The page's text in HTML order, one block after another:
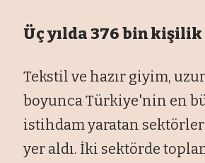
Üç yılda 376 bin kişilik
Tekstil ve hazır giyim,
boyunca Türkiye'nin en
istihdam yaratan
yer aldı. İki sektörde